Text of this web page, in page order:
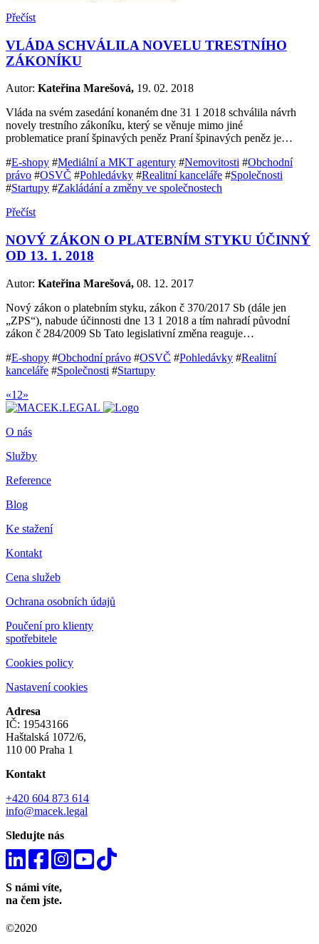
Přečíst
VLÁDA SCHVÁLILA NOVELU TRESTNÍHO
ZÁKONÍKU
Autor: Kateřina Marešová, 19. 02. 2018
Vláda na svém zasedání konaném dne 31 1 2018 schválila návrh
novely trestního zákoníku, který se věnuje mimo jiné
problematice praní špinavých peněz Praní špinavých peněz je…
#E-shopy #Mediální a MKT agentury #Nemovitosti #Obchodní
právo #OSVČ #Pohledávky #Realitní kanceláře #Společnosti
#Startupy #Zakládání a změny ve společnostech
Přečíst
NOVÝ ZÁKON O PLATEBNÍM STYKU ÚČINNÝ
OD 13. 1. 2018
Autor: Kateřina Marešová, 08. 12. 2017
Nový zákon o platebním styku, zákon č 370/2017 Sb (dále jen
„ZPS“), nabude účinnosti dne 13 1 2018 a tím nahradí původní
zákon č 284/2009 Sb Tato legislativní změna reaguje…
#E-shopy #Obchodní právo #OSVČ #Pohledávky #Realitní
kanceláře #Společnosti #Startupy
«1 2»
O nás
Služby
Reference
Blog
Ke stažení
Kontakt
Cena služeb
Ochrana osobních údajů
Poučení pro klienty
spotřebitele
Cookies policy
Nastavení cookies
Adresa
IČ: 19543166
Haštalská 1072/6,
110 00 Praha 1
Kontakt
+420 604 873 614
info@macek.legal
Sledujte nás
S námi víte,
na čem jste.
©2020